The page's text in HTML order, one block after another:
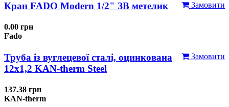
Замовити
Кран FADO Modern 1/2" ЗВ метелик
0.00 грн
Fado
Замовити
Труба із вуглецевої сталі, оцинкована
12x1,2 KAN-therm Steel
137.38 грн
KAN-therm